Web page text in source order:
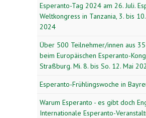
Esperanto-Tag 2024 am 26. Juli.
Weltkongress in Tanzania, 3. bis
2024
Über 500 Teilnehmer/innen aus
beim Europäischen Esperanto-
Straßburg. Mi. 8. bis So. 12. Mai
Esperanto-Frühlingswoche in
Warum Esperanto - es gibt doch
Internationale Esperanto-